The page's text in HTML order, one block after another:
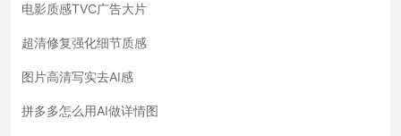
电影质感TVC广告大片
超清修复强化细节质感
图片高清写实去AI感
拼多多怎么用AI做详情图